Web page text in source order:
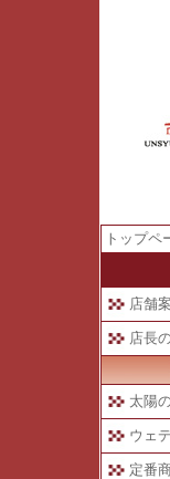
トップペ
店舗
店長
太陽
ウェ
定番